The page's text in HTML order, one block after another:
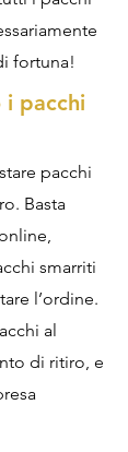
fortuna!
i pacchi
pacchi
Basta
smarriti
l’ordine.
al
di ritiro, e